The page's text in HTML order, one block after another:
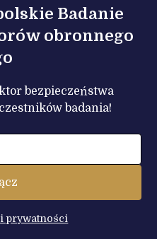
Badanie
obronnego
bezpieczeństwa
badania!
prywatności